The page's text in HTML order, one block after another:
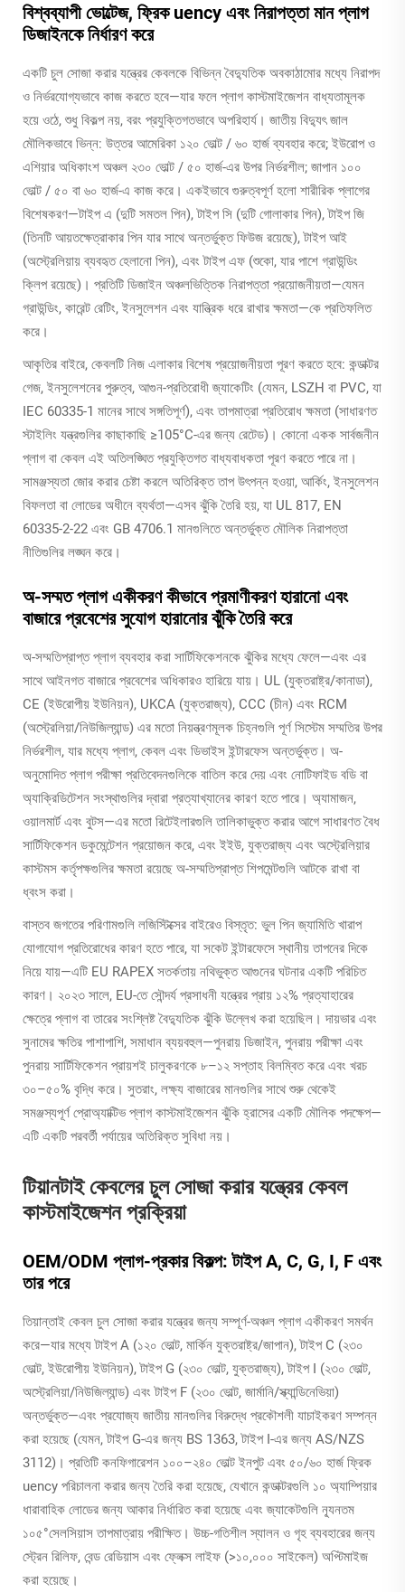
বিশ্বব্যাপী ভোল্টেজ, ফ্রিক uency এবং নিরাপত্তা মান প্লাগ
ডিজাইনকে নির্ধারণ করে
একটি চুল সোজা করার যন্ত্রের কেবলকে বিভিন্ন বৈদ্যুতিক অবকাঠামোর মধ্যে নিরাপদ
ও নির্ভরযোগ্যভাবে কাজ করতে হবে—যার ফলে প্লাগ কাস্টমাইজেশন বাধ্যতামূলক
হয়ে ওঠে, শুধু বিকল্প নয়, বরং প্রযুক্তিগতভাবে অপরিহার্য। জাতীয় বিদ্যুৎ জাল
মৌলিকভাবে ভিন্ন: উত্তর আমেরিকা ১২০ ভোল্ট / ৬০ হার্জ ব্যবহার করে; ইউরোপ ও
এশিয়ার অধিকাংশ অঞ্চল ২৩০ ভোল্ট / ৫০ হার্জ-এর উপর নির্ভরশীল; জাপান ১০০
ভোল্ট / ৫০ বা ৬০ হার্জ-এ কাজ করে। একইভাবে গুরুত্বপূর্ণ হলো শারীরিক প্লাগের
বিশেষকরণ—টাইপ এ (দুটি সমতল পিন), টাইপ সি (দুটি গোলাকার পিন), টাইপ জি
(তিনটি আয়তক্ষেত্রাকার পিন যার সাথে অন্তর্ভুক্ত ফিউজ রয়েছে), টাইপ আই
(অস্ট্রেলিয়ায় ব্যবহৃত হেলানো পিন), এবং টাইপ এফ (শুকো, যার পাশে গ্রাউন্ডিং
ক্লিপ রয়েছে)। প্রতিটি ডিজাইন অঞ্চলভিত্তিক নিরাপত্তা প্রয়োজনীয়তা—যেমন
গ্রাউন্ডিং, কারেন্ট রেটিং, ইনসুলেশন এবং যান্ত্রিক ধরে রাখার ক্ষমতা—কে প্রতিফলিত
করে।
আকৃতির বাইরে, কেবলটি নিজ এলাকার বিশেষ প্রয়োজনীয়তা পূরণ করতে হবে: কন্ডাক্টর
গেজ, ইনসুলেশনের পুরুত্ব, আগুন-প্রতিরোধী জ্যাকেটিং (যেমন, LSZH বা PVC, যা
IEC 60335-1 মানের সাথে সঙ্গতিপূর্ণ), এবং তাপমাত্রা প্রতিরোধ ক্ষমতা (সাধারণত
স্টাইলিং যন্ত্রগুলির কাছাকাছি ≥105°C-এর জন্য রেটেড)। কোনো একক সার্বজনীন
প্লাগ বা কেবল এই অতিলঙ্ঘিত প্রযুক্তিগত বাধ্যবাধকতা পূরণ করতে পারে না।
সামঞ্জস্যতা জোর করার চেষ্টা করলে অতিরিক্ত তাপ উৎপন্ন হওয়া, আর্কিং, ইনসুলেশন
বিফলতা বা লোডের অধীনে ব্যর্থতা—এসব ঝুঁকি তৈরি হয়, যা UL 817, EN
60335-2-22 এবং GB 4706.1 মানগুলিতে অন্তর্ভুক্ত মৌলিক নিরাপত্তা
নীতিগুলির লঙ্ঘন করে।
অ-সম্মত প্লাগ একীকরণ কীভাবে প্রমাণীকরণ হারানো এবং
বাজারে প্রবেশের সুযোগ হারানোর ঝুঁকি তৈরি করে
অ-সম্মতিপ্রাপ্ত প্লাগ ব্যবহার করা সার্টিফিকেশনকে ঝুঁকির মধ্যে ফেলে—এবং এর
সাথে আইনগত বাজারে প্রবেশের অধিকারও হারিয়ে যায়। UL (যুক্তরাষ্ট্র/কানাডা),
CE (ইউরোপীয় ইউনিয়ন), UKCA (যুক্তরাজ্য), CCC (চীন) এবং RCM
(অস্ট্রেলিয়া/নিউজিল্যান্ড) এর মতো নিয়ন্ত্রণমূলক চিহ্নগুলি পূর্ণ সিস্টেম সম্মতির উপর
নির্ভরশীল, যার মধ্যে প্লাগ, কেবল এবং ডিভাইস ইন্টারফেস অন্তর্ভুক্ত। অ-
অনুমোদিত প্লাগ পরীক্ষা প্রতিবেদনগুলিকে বাতিল করে দেয় এবং নোটিফাইড বডি বা
অ্যাক্রিডিটেশন সংস্থাগুলির দ্বারা প্রত্যাখ্যানের কারণ হতে পারে। অ্যামাজন,
ওয়ালমার্ট এবং বুটস—এর মতো রিটেইলারগুলি তালিকাভুক্ত করার আগে সাধারণত বৈধ
সার্টিফিকেশন ডকুমেন্টেশন প্রয়োজন করে, এবং ইইউ, যুক্তরাজ্য এবং অস্ট্রেলিয়ার
কাস্টমস কর্তৃপক্ষগুলির ক্ষমতা রয়েছে অ-সম্মতিপ্রাপ্ত শিপমেন্টগুলি আটকে রাখা বা
ধ্বংস করা।
বাস্তব জগতের পরিণামগুলি লজিস্টিক্সের বাইরেও বিস্তৃত: ভুল পিন জ্যামিতি খারাপ
যোগাযোগ প্রতিরোধের কারণ হতে পারে, যা সকেট ইন্টারফেসে স্থানীয় তাপনের দিকে
নিয়ে যায়—এটি EU RAPEX সতর্কতায় নথিভুক্ত আগুনের ঘটনার একটি পরিচিত
কারণ। ২০২৩ সালে, EU-তে সৌন্দর্য প্রসাধনী যন্ত্রের প্রায় ১২% প্রত্যাহারের
ক্ষেত্রে প্লাগ বা তারের সংশ্লিষ্ট বৈদ্যুতিক ঝুঁকি উল্লেখ করা হয়েছিল। দায়ভার এবং
সুনামের ক্ষতির পাশাপাশি, সমাধান ব্যয়বহুল—পুনরায় ডিজাইন, পুনরায় পরীক্ষা এবং
পুনরায় সার্টিফিকেশন প্রায়শই চালুকরণকে ৮–১২ সপ্তাহ বিলম্বিত করে এবং খরচ
৩০–৫০% বৃদ্ধি করে। সুতরাং, লক্ষ্য বাজারের মানগুলির সাথে শুরু থেকেই
সমঞ্জস্যপূর্ণ প্রোঅ্যাক্টিভ প্লাগ কাস্টমাইজেশন ঝুঁকি হ্রাসের একটি মৌলিক পদক্ষেপ—
এটি একটি পরবর্তী পর্যায়ের অতিরিক্ত সুবিধা নয়।
টিয়ানটাই কেবলের চুল সোজা করার যন্ত্রের কেবল
কাস্টমাইজেশন প্রক্রিয়া
OEM/ODM প্লাগ-প্রকার বিকল্প: টাইপ A, C, G, I, F এবং
তার পরে
তিয়ান্তাই কেবল চুল সোজা করার যন্ত্রের জন্য সম্পূর্ণ-অঞ্চল প্লাগ একীকরণ সমর্থন
করে—যার মধ্যে টাইপ A (১২০ ভোল্ট, মার্কিন যুক্তরাষ্ট্র/জাপান), টাইপ C (২৩০
ভোল্ট, ইউরোপীয় ইউনিয়ন), টাইপ G (২৩০ ভোল্ট, যুক্তরাজ্য), টাইপ I (২৩০ ভোল্ট,
অস্ট্রেলিয়া/নিউজিল্যান্ড) এবং টাইপ F (২৩০ ভোল্ট, জার্মানি/স্ক্যান্ডিনেভিয়া)
অন্তর্ভুক্ত—এবং প্রযোজ্য জাতীয় মানগুলির বিরুদ্ধে প্রকৌশলী যাচাইকরণ সম্পন্ন
করা হয়েছে (যেমন, টাইপ G-এর জন্য BS 1363, টাইপ I-এর জন্য AS/NZS
3112)। প্রতিটি কনফিগারেশন ১০০–২৪০ ভোল্ট ইনপুট এবং ৫০/৬০ হার্জ ফ্রিক
uency পরিচালনা করার জন্য তৈরি করা হয়েছে, যেখানে কন্ডাক্টরগুলি ১০ অ্যাম্পিয়ার
ধারাবাহিক লোডের জন্য আকার নির্ধারিত করা হয়েছে এবং জ্যাকেটগুলি ন্যূনতম
১০৫°সেলসিয়াস তাপমাত্রায় পরীক্ষিত। উচ্চ-গতিশীল স্যালন ও গৃহ ব্যবহারের জন্য
স্ট্রেন রিলিফ, বেন্ড রেডিয়াস এবং ফ্লেক্স লাইফ (>১০,০০০ সাইকেল) অপ্টিমাইজ
করা হয়েছে।